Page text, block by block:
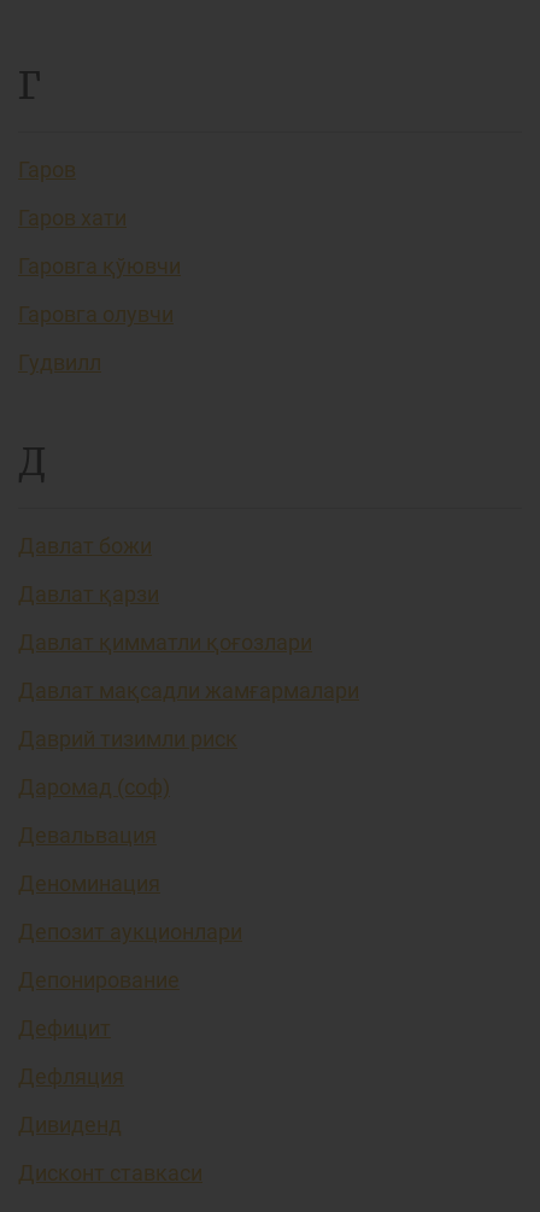
Г
Гаров
Гаров хати
Гаровга қўювчи
Гаровга олувчи
Гудвилл
Д
Давлат божи
Давлат қарзи
Давлат қимматли қоғозлари
Давлат мақсадли жамғармалари
Даврий тизимли риск
Даромад (соф)
Девальвация
Деноминация
Депозит аукционлари
Депонирование
Дефицит
Дефляция
Дивиденд
Дисконт ставкаси